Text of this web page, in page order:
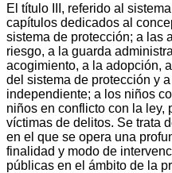
El título III, referido al
capítulos dedicados al
sistema de protección; a las
riesgo, a la guarda
acogimiento, a la adopción,
del sistema de protección y
independiente; a los niños
niños en conflicto con la ley,
víctimas de delitos. Se trata
en el que se opera una
finalidad y modo de
públicas en el ámbito de la